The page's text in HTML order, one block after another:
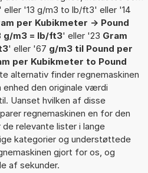
'13 g/m3 to lb/ft3' eller '14
per Kubikmeter -> Pound
g/m3 = lb/ft3' eller '23 Gram
' eller '67 g/m3 til Pound per
per Kubikmeter to Pound
alternativ finder regnemaskinen
den originale værdi
Uanset hvilken af disse
regnemaskinen en for den
relevante lister i lange
kategorier og understøttede
gjort for os, og
af sekunder.